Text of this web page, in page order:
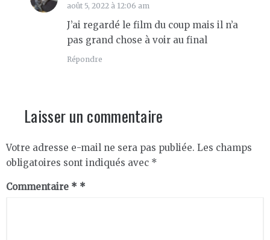
août 5, 2022 à 12:06 am
J’ai regardé le film du coup mais il n’a
pas grand chose à voir au final
Répondre
Laisser un commentaire
Votre adresse e-mail ne sera pas publiée. Les champs
obligatoires sont indiqués avec *
Commentaire *